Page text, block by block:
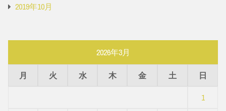
2019年10月
2026年3月
月 火 水 木 金 土
日
1